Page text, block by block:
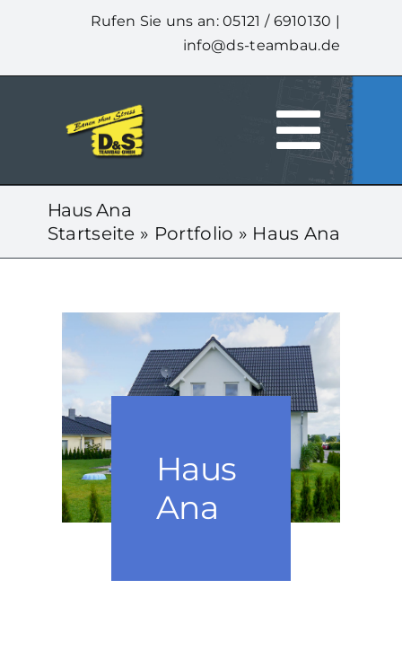
springen
Rufen Sie uns an: 05121 / 6910130 |
info@ds-teambau.de
ÜBER UNS
LEISTUNGEN
UNSERE HÄUSER
PERSÖNLICHE NOTE
KONTAKT
Haus Ana
Startseite » Portfolio » Haus Ana
Haus
Ana